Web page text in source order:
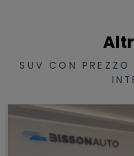
SUV CON PREZZO